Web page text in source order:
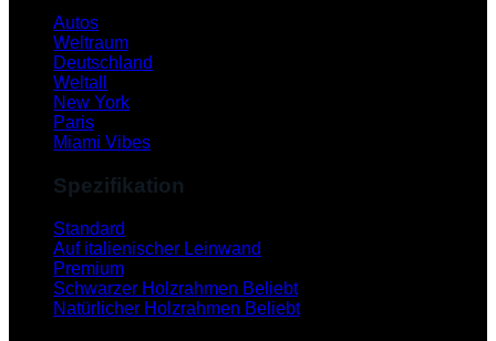
Autos
Weltraum
Deutschland
Weltall
New York
Paris
Miami Vibes
Spezifikation
Standard
Auf italienischer Leinwand
Premium
Schwarzer Holzrahmen
Natürlicher Holzrahmen